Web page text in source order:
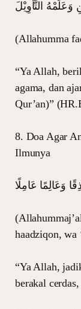
وَعَلِّمْهُ التَّأْوِيْلَ
(Allahumma
“Ya Allah,
agama, dan
Qur’an)”
8. Doa Agar
Ilmunya
وَعَالِمًا عَامِلًا
haadziqon, wa
“Ya Allah,
berakal